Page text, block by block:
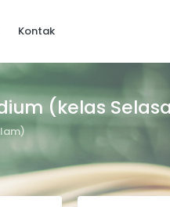
Kontak
(kelas